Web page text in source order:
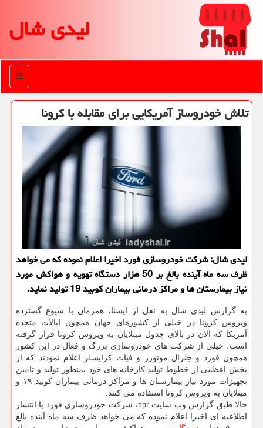
لیدی شال
منو
تلاش خودروساز آمریكایی برای مقابله با كرونا
لیدی شال: شركت خودروسازی فورد اخیرا اعلام نموده كه می خواهد
ظرف سه ماه آینده بالغ بر 50 هزار دستگاه تهویه و هواكش مورد
نیاز بیمارستان ها و مراكز درمانی بیماران كوبید 19 تولید نماید.
به گزارش لیدی شال به نقل از ایسنا، همزمان با شیوع گسترده
ویروس كرونا در خیلی از كشورهای جهان همچون ایالات متحده
آمریكا كه الان در بالای جدول مبتلایان به ویروس كرونا قرار گرفته
است، خیلی از شركت های خودروسازی بزرگ و فعال در این كشور
همچون فورد و جنرال موتورز و فیات كرایسلر اعلام نمودند كه از
بخش اعظمی از خطوط تولید كارخانه های خود بمنظور تولید و تامین
تجهیزات مورد نیاز بیمارستان ها و مراكز درمانی بیماران كوبید ۱۹ و
مبتلایان به ویروس كرونا استفاده می كنند.
حالا طبق گزارش وب سایت npr، شركت خودروسازی فورد با انتشار
اطلاعیه ای اخیرا اعلام نموده كه می خواهد ظرف سه ماه آینده بالغ